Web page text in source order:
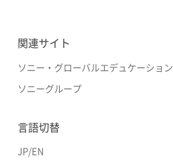
関連サイト
ソニー・グローバルエデュケーション
ソニーグループ
言語切替
JP/EN